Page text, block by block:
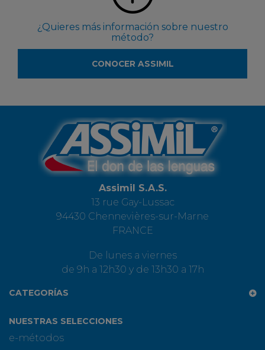
¿Quieres más información sobre nuestro
método?
CONOCER ASSIMIL
Assimil S.A.S.
13 rue Gay-Lussac
94430 Chennevières-sur-Marne
FRANCE
De lunes a viernes
de 9h a 12h30 y de 13h30 a 17h
CATEGORÍAS
NUESTRAS SELECCIONES
e-métodos